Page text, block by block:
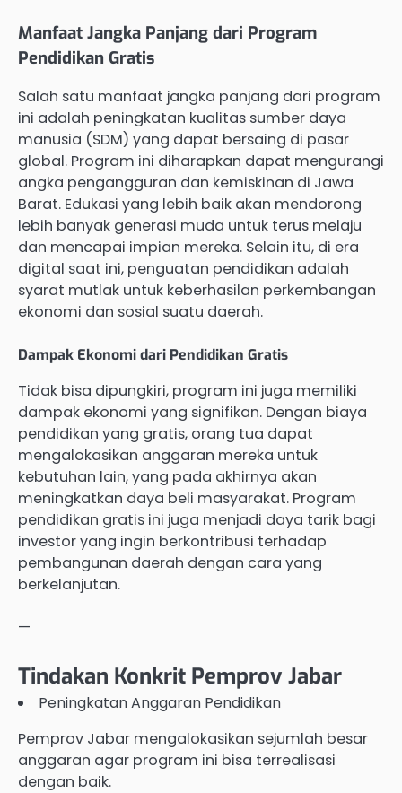
Manfaat Jangka Panjang dari Program
Pendidikan Gratis
Salah satu manfaat jangka panjang dari program
ini adalah peningkatan kualitas sumber daya
manusia (SDM) yang dapat bersaing di pasar
global. Program ini diharapkan dapat mengurangi
angka pengangguran dan kemiskinan di Jawa
Barat. Edukasi yang lebih baik akan mendorong
lebih banyak generasi muda untuk terus melaju
dan mencapai impian mereka. Selain itu, di era
digital saat ini, penguatan pendidikan adalah
syarat mutlak untuk keberhasilan perkembangan
ekonomi dan sosial suatu daerah.
Dampak Ekonomi dari Pendidikan Gratis
Tidak bisa dipungkiri, program ini juga memiliki
dampak ekonomi yang signifikan. Dengan biaya
pendidikan yang gratis, orang tua dapat
mengalokasikan anggaran mereka untuk
kebutuhan lain, yang pada akhirnya akan
meningkatkan daya beli masyarakat. Program
pendidikan gratis ini juga menjadi daya tarik bagi
investor yang ingin berkontribusi terhadap
pembangunan daerah dengan cara yang
berkelanjutan.
—
Tindakan Konkrit Pemprov Jabar
Peningkatan Anggaran Pendidikan
Pemprov Jabar mengalokasikan sejumlah besar
anggaran agar program ini bisa terrealisasi
dengan baik.